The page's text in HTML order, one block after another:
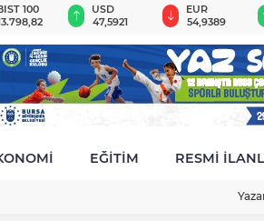
100
USD
47,5921
EUR
54,9389
EĞİTİM RESMİ